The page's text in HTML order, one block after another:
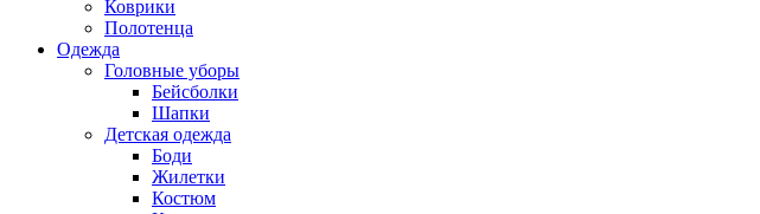
Коврики
Полотенца
Одежда
Головные уборы
Бейсболки
Шапки
Детская одежда
Боди
Жилетки
Костюм